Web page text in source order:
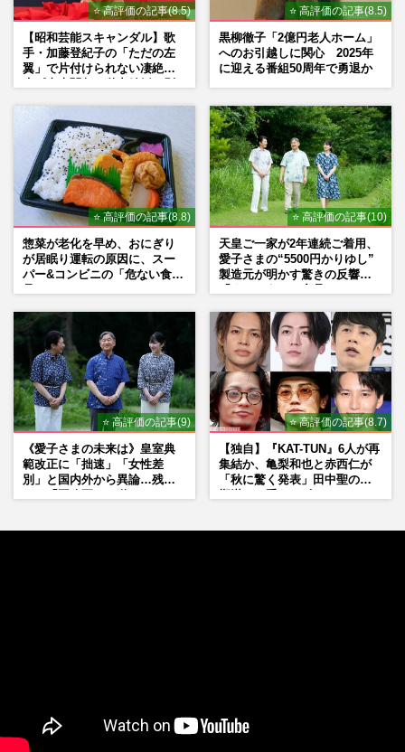
⭐ 高評価の記事(8.5)
【昭和芸能スキャンダル】歌
手・加藤登紀子の「ただの左
翼」で片付けられない凄絶半
⭐ 高評価の記事(8.5)
黒柳徹子「2億円老人ホーム」
へのお引越しに関心 2025年
に迎える番組50周年で勇退か
⭐ 高評価の記事(8.8)
惣菜が老化を早め、おにぎり
が居眠り運転の原因に、スー
パー&コンビニの「危ない食
⭐ 高評価の記事(10)
天皇ご一家が2年連続ご着用、
愛子さまの“5500円かりゆし”
製造元が明かす驚きの反響
⭐ 高評価の記事(9)
《愛子さまの未来は》皇室典
範改正に「拙速」「女性差
別」と国内外から異論…残さ
⭐ 高評価の記事(8.7)
【独自】『KAT-TUN』6人が再
集結か、亀梨和也と赤西仁が
「秋に驚く発表」田中聖の刑